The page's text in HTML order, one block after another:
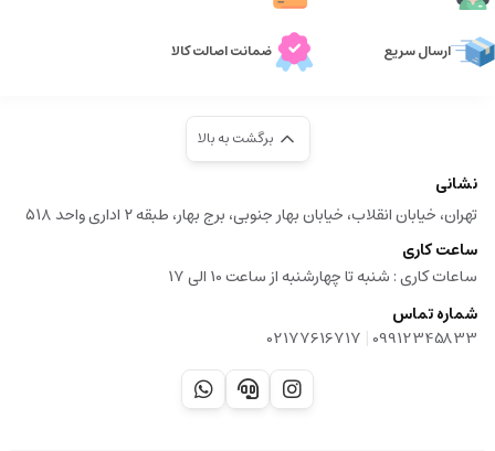
ارسال سریع ضمانت اصالت کالا
برگشت به بالا
نشانی
تهران، خیابان انقلاب، خیابان بهار جنوبی، برج بهار، طبقه ۲ اداری واحد ۵۱۸
ساعت کاری
ساعات کاری :‌ شنبه تا چهارشنبه از ساعت 10 الی 17
شماره تماس
09912345833
|
02177616717